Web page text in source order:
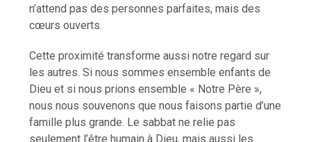
n’attend pas des personnes parfaites, mais des
cœurs ouverts.
Cette proximité transforme aussi notre regard sur
les autres. Si nous sommes ensemble enfants de
Dieu et si nous prions ensemble « Notre Père »,
nous nous souvenons que nous faisons partie d’une
famille plus grande. Le sabbat ne relie pas
seulement l’être humain à Dieu, mais aussi les